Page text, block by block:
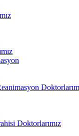
Doktorlarımız